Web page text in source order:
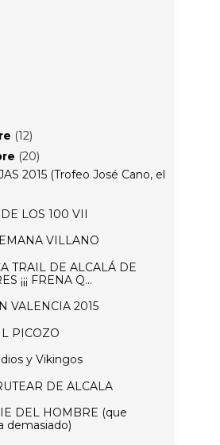
(12)
(20)
2015 (Trofeo José Cano, el
LOS 100 VII
VILLANO
TRAIL DE ALCALÁ DE
¡¡¡ FRENA Q...
VALENCIA 2015
PICOZO
y Vikingos
DE ALCALA
DEL HOMBRE (que
demasiado)